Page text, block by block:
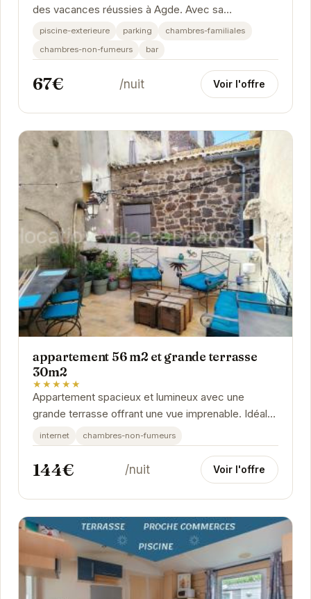
des vacances réussies à Agde. Avec sa
climatisation, ses 6 couchages et sa proximité
piscine-exterieure parking
chambres-familiales
chambres-non-fumeurs
bar
67€ /nuit Voir l'offre
appartement 56 m2 et grande terrasse
30m2
★★★★★
Appartement spacieux et lumineux avec une
grande terrasse offrant une vue imprenable. Idéal
pour des vacances en famille ou entre amis.
internet chambres-non-fumeurs
144€ /nuit Voir l'offre